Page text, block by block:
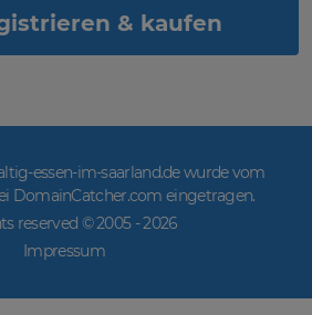
& kaufen
essen-im-saarland.de wurde vom
DomainCatcher.com eingetragen.
reserved © 2005 -2026
Impressum